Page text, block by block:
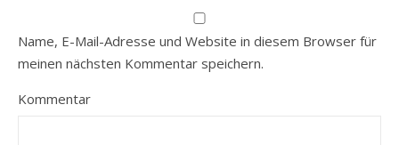
Name, E-Mail-Adresse und Website in diesem Browser für
meinen nächsten Kommentar speichern.
Kommentar